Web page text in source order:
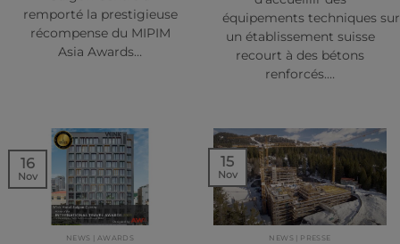
remporté la prestigieuse
récompense du MIPIM
Asia Awards…
équipements techniques
un établissement suisse
recourt à des bétons
renforcés.…
NEWS | AWARDS
16
Nov
NEWS | PRESSE
15
Nov